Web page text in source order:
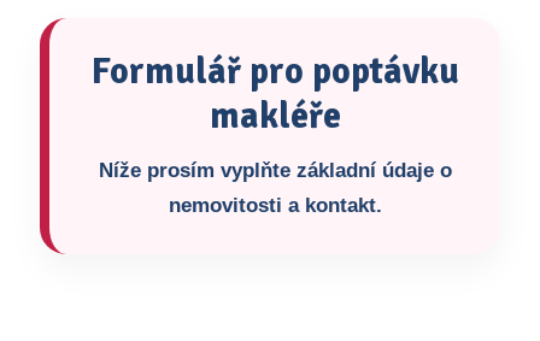
Formulář pro poptávku
makléře
Níže prosím vyplňte základní údaje o
nemovitosti a kontakt.